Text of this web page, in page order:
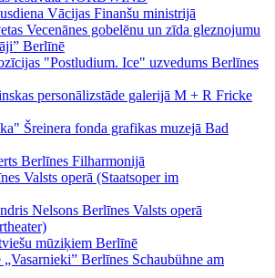
Vācijas Finanšu ministrijā
Vecenānes gobelēnu un zīda gleznojumu
Berlīnē
"Postludium. Ice" uzvedums Berlīnes
personālizstāde galerijā M + R Fricke
Šreinera fonda grafikas muzejā Bad
Berlīnes Filharmonijā
Valsts operā (Staatsoper im
Nelsons Berlīnes Valsts operā
mūziķiem Berlīnē
Berlīnes Schaubühne am